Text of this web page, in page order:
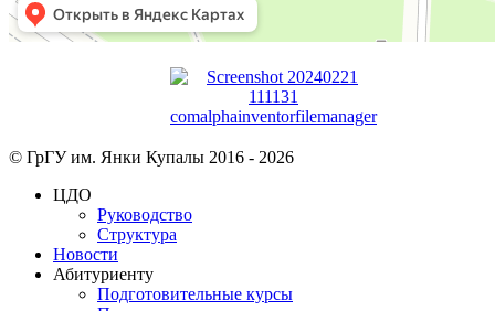
© ГрГУ им. Янки Купалы 2016 - 2026
ЦДО
Руководство
Структура
Новости
Абитуриенту
Подготовительные курсы